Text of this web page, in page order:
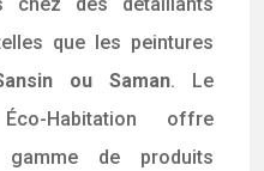
que les peintures
ou Saman. Le
Habitation offre
de produits